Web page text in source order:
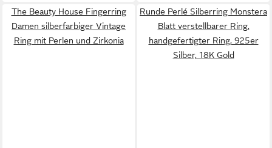
The Beauty House Fingerring
Damen silberfarbiger Vintage
Ring mit Perlen und Zirkonia
Runde Perlé Silberring Monstera
Blatt verstellbarer Ring,
handgefertigter Ring, 925er
Silber, 18K Gold